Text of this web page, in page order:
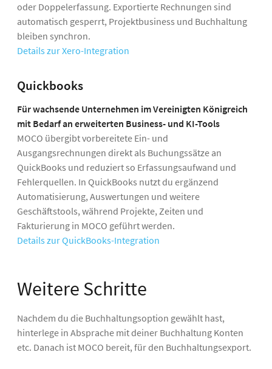
oder Doppelerfassung. Exportierte Rechnungen sind
automatisch gesperrt, Projektbusiness und Buchhaltung
bleiben synchron.
Details zur Xero-Integration
Quickbooks
Für wachsende Unternehmen im Vereinigten Königreich
mit Bedarf an erweiterten Business- und KI-Tools
MOCO übergibt vorbereitete Ein- und
Ausgangsrechnungen direkt als Buchungssätze an
QuickBooks und reduziert so Erfassungsaufwand und
Fehlerquellen. In QuickBooks nutzt du ergänzend
Automatisierung, Auswertungen und weitere
Geschäftstools, während Projekte, Zeiten und
Fakturierung in MOCO geführt werden.
Details zur QuickBooks-Integration
Weitere Schritte
Nachdem du die Buchhaltungsoption gewählt hast,
hinterlege in Absprache mit deiner Buchhaltung Konten
etc. Danach ist MOCO bereit, für den Buchhaltungsexport.